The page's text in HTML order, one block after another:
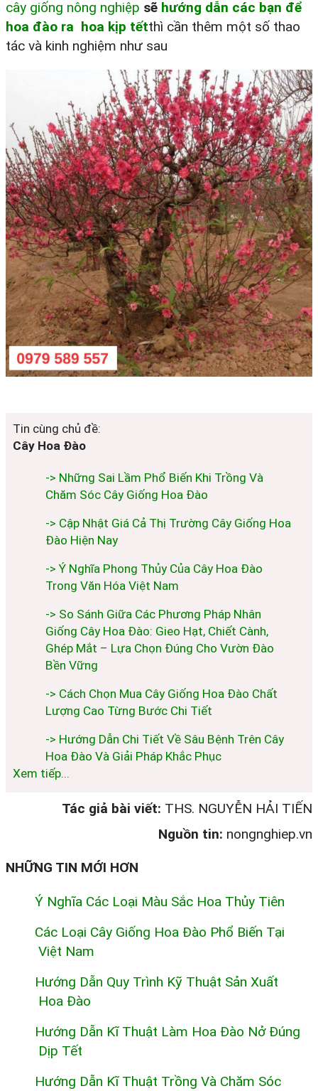
cây giống nông nghiệp sẽ hướng dẫn các bạn để
hoa đào ra hoa kịp tếtthì cần thêm một số thao
tác và kinh nghiệm như sau
Tin cùng chủ đề:
Cây Hoa Đào
-> Những Sai Lầm Phổ Biến Khi Trồng Và
Chăm Sóc Cây Giống Hoa Đào
-> Cập Nhật Giá Cả Thị Trường Cây Giống Hoa
Đào Hiện Nay
-> Ý Nghĩa Phong Thủy Của Cây Hoa Đào
Trong Văn Hóa Việt Nam
-> So Sánh Giữa Các Phương Pháp Nhân
Giống Cây Hoa Đào: Gieo Hạt, Chiết Cành,
Ghép Mắt – Lựa Chọn Đúng Cho Vườn Đào
Bền Vững
-> Cách Chọn Mua Cây Giống Hoa Đào Chất
Lượng Cao Từng Bước Chi Tiết
-> Hướng Dẫn Chi Tiết Về Sâu Bệnh Trên Cây
Hoa Đào Và Giải Pháp Khắc Phục
Xem tiếp...
Tác giả bài viết: THS. NGUYỄN HẢI TIẾN
Nguồn tin: nongnghiep.vn
NHỮNG TIN MỚI HƠN
Ý Nghĩa Các Loại Màu Sắc Hoa Thủy Tiên
Các Loại Cây Giống Hoa Đào Phổ Biến Tại
Việt Nam
Hướng Dẫn Quy Trình Kỹ Thuật Sản Xuất
Hoa Đào
Hướng Dẫn Kĩ Thuật Làm Hoa Đào Nở Đúng
Dịp Tết
Hướng Dẫn Kĩ Thuật Trồng Và Chăm Sóc